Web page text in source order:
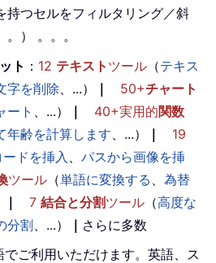
持つセルをフィルタリング／斜
） 。。。
ト ： 12 テキスト ツール （テキス
字を削除 、...） ｜ 50+チャート
ート 、...） ｜ 40+実用的関数
年齢を計算します 、...） ｜
19
ードを挿入
パスから画像を挿
ツール （単語に変換する
為替
｜ 7 結合と分割ツール （高度な
分割 、...） ｜ さらに多数
ご利用いただけます。英語、ス